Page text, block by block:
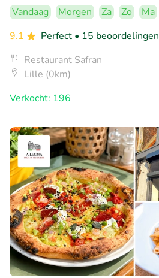
Vandaag Morgen Za Zo Ma
9.1
Perfect • 15 beoordelingen
Restaurant Safran
Lille (0km)
Verkocht: 196